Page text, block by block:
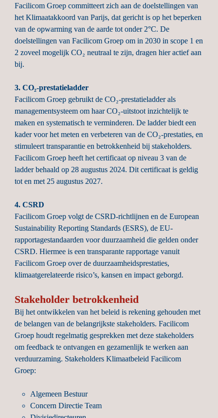
Facilicom Groep committeert zich aan de doelstellingen van
het Klimaatakkoord van Parijs, dat gericht is op het beperken
van de opwarming van de aarde tot onder 2°C. De
doelstellingen van Facilicom Groep om in 2030 in scope 1 en
2 zoveel mogelijk CO₂ neutraal te zijn, dragen hier actief aan
bij.
3. CO₂-prestatieladder
Facilicom Groep gebruikt de CO₂-prestatieladder als
managementsysteem om haar CO₂-uitstoot inzichtelijk te
maken en systematisch te verminderen. De ladder biedt een
kader voor het meten en verbeteren van de CO₂-prestaties, en
stimuleert transparantie en betrokkenheid bij stakeholders.
Facilicom Groep heeft het certificaat op niveau 3 van de
ladder behaald op 28 augustus 2024. Dit certificaat is geldig
tot en met 25 augustus 2027.
4. CSRD
Facilicom Groep volgt de CSRD-richtlijnen en de European
Sustainability Reporting Standards (ESRS), de EU-
rapportagestandaarden voor duurzaamheid die gelden onder
CSRD. Hiermee is een transparante rapportage vanuit
Facilicom Groep over de duurzaamheidsprestaties,
klimaatgerelateerde risico’s, kansen en impact geborgd.
Stakeholder betrokkenheid
Bij het ontwikkelen van het beleid is rekening gehouden met
de belangen van de belangrijkste stakeholders. Facilicom
Groep houdt regelmatig gesprekken met deze stakeholders
om feedback te ontvangen en gezamenlijk te werken aan
verduurzaming. Stakeholders Klimaatbeleid Facilicom
Groep:
Algemeen Bestuur
Concern Directie Team